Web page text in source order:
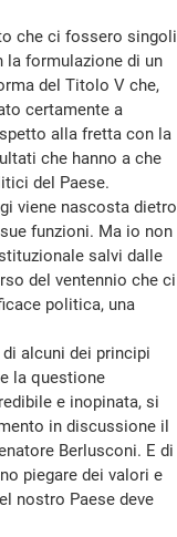
che ci fossero singoli
la formulazione di un
del Titolo V che,
certamente a
alla fretta con la
che hanno a che
del Paese.
viene nascosta dietro
funzioni. Ma io non
salvi dalle
del ventennio che ci
politica, una
alcuni dei principi
la questione
e inopinata, si
in discussione il
Berlusconi. E di
piegare dei valori e
nostro Paese deve